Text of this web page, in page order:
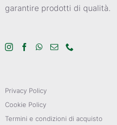
garantire prodotti di qualità.
Privacy Policy
Cookie Policy
Termini e condizioni di acquisto